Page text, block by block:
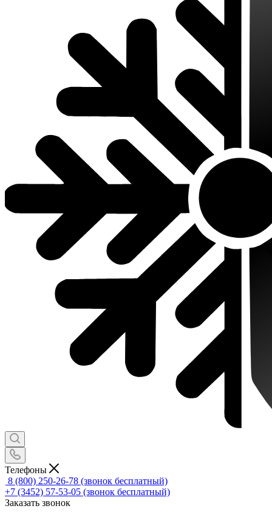
Телефоны
8 (800) 250-26-78 (звонок бесплатный)
+7 (3452) 57-53-05 (звонок бесплатный)
Заказать звонок